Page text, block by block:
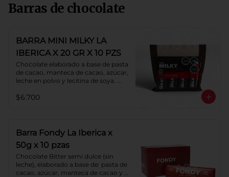
Barras de chocolate
BARRA MINI MILKY LA
IBERICA X 20 GR X 10 PZS
Chocolate elaborado a base de pasta
de cacao, manteca de cacao, azúcar,
leche en polvo y lecitina de soya.
$6.700
Barra Fondy La Iberica x
50g x 10 pzas
Chocolate Bitter semi dulce (sin
leche), elaborado a base de: pasta de
cacao, azúcar, manteca de cacao y